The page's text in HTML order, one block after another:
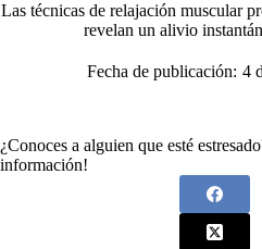
Las técnicas de relajación muscular
revelan un alivio
Fecha de publicación: 4
¿Conoces a alguien que esté
información!